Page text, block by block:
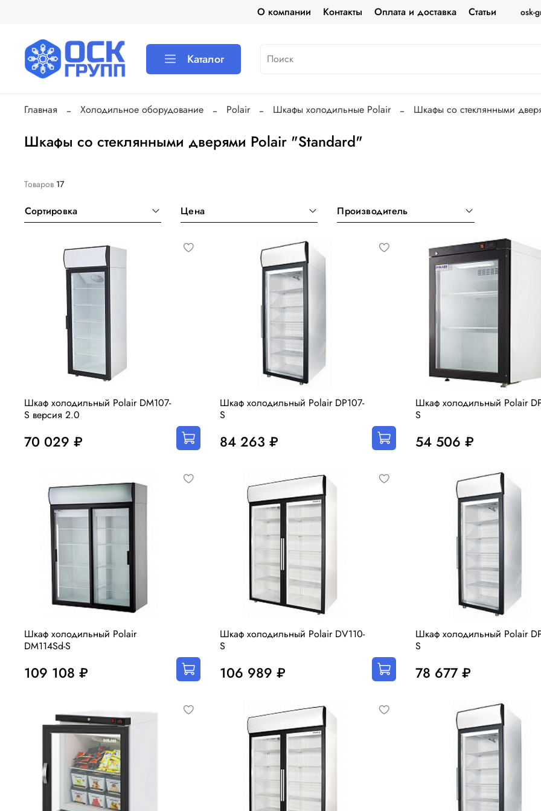
О компании Контакты Оплата и доставка Статьи osk-
Каталог
Главная Холодильное оборудование Polair Шкафы холодильные Polair Шкафы со стеклянными
Шкафы со стеклянными дверями Polair "Standard"
Товаров 17
Сортировка Цена Производитель
Шкаф холодильный Polair DM107-
S версия 2.0
70 029 ₽
Шкаф холодильный Polair DP107-
S
84 263 ₽
Шкаф холодильный Polair
S
54 506 ₽
Шкаф холодильный Polair
DM114Sd-S
109 108 ₽
Шкаф холодильный Polair DV110-
S
106 989 ₽
Шкаф холодильный Polair
S
78 677 ₽